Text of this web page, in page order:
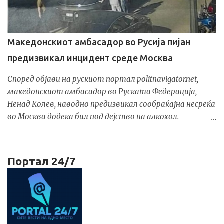
Македонија е строго забрането и казниво според
Кривичниот законик , со можност за високи парични и
затворски казни . И покрај сериозноста на случајот,
досега нема реакција од Министерството за
внатрешни работи ниту од другите надлежни
институции . Граѓаните очекуваат истрага и
официјално потврдување или демантирање на
информациите.
Македонскиот амбасадор во Русија пијан
предизвикал инцидент среде Москва
Според објави на рускиот портал politnavigator.net,
македонскиот амбасадор во Руската Федерација,
Ненад Колев, наводно предизвикал сообраќајна несреќа
во Москва додека бил под дејство на алкохол.
претходно консумирал поголема количина алкохол, по
што нестабилно се движел и потоа седнал зад волан
на дипломатско возило. Наводно, прекршувајќи
сообраќајни правила, направил непрописно свртување
и се судрил со друго возило. Случајот, како што се
Портал 24/7